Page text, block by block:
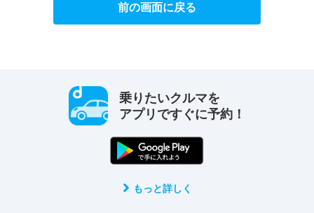
前の画面に戻る
乗りたいクルマを
アプリですぐに予約！
もっと詳しく